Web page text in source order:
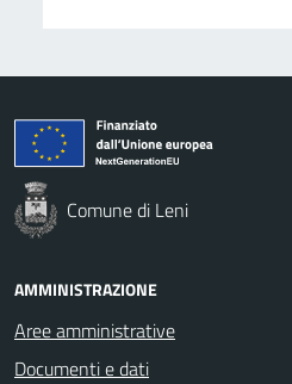
Comune di Leni
AMMINISTRAZIONE
Aree amministrative
Documenti e dati